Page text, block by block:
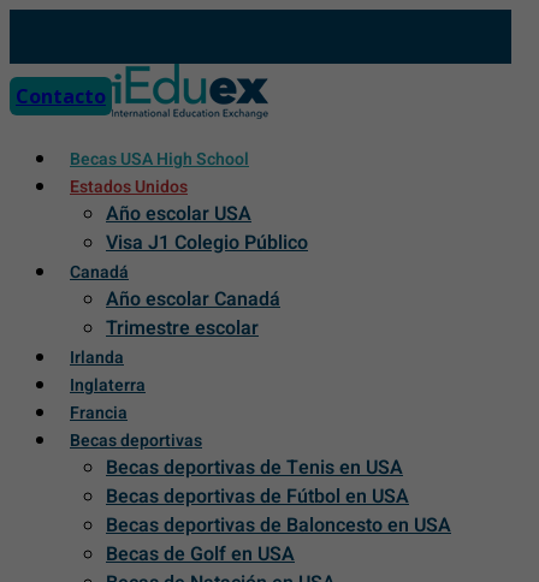
content
Contacto
Becas USA High School
Estados Unidos
Año escolar USA
Visa J1 Colegio Público
Canadá
Año escolar Canadá
Trimestre escolar
Irlanda
Inglaterra
Francia
Becas deportivas
Becas deportivas de Tenis en USA
Becas deportivas de Fútbol en USA
Becas deportivas de Baloncesto en USA
Becas de Golf en USA